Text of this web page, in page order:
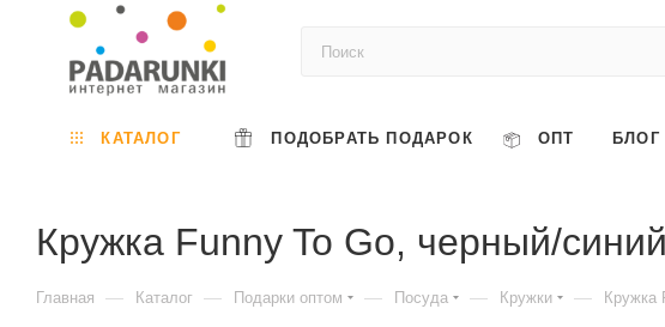
КАТАЛОГ ПОДОБРАТЬ ПОДАРОК ОПТ БЛОГ
Кружка Funny To Go, черный/синий
Главная — Каталог — Подарки оптом — Посуда — Кружки — Кружка